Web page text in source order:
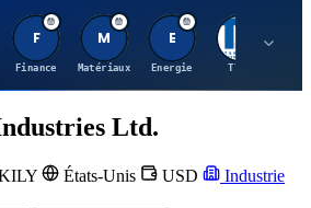
F
Finance
M
Matériaux
E
Energie TTWO
Ltd.
États-Unis USD
Industrie